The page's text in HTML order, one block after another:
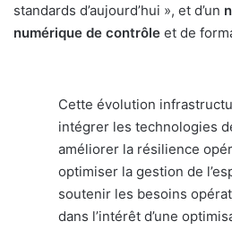
standards d’aujourd’hui », et d’un
numérique de contrôle et de
Cette évolution
intégrer les technologies
améliorer la résilience
optimiser la gestion de
soutenir les besoins
dans l’intérêt d’une